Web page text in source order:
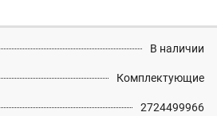
В наличии
Комплектующие
2724499966